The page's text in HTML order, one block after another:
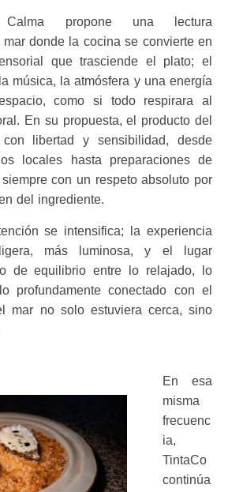
propone una lectura
donde la cocina se convierte en
que trasciende el plato; el
música, la atmósfera y una energía
como si todo respirara al
En su propuesta, el producto del
libertad y sensibilidad, desde
locales hasta preparaciones de
con un respeto absoluto por
del ingrediente.
se intensifica; la experiencia
más luminosa, y el lugar
de equilibrio entre lo relajado, lo
profundamente conectado con el
mar no solo estuviera cerca, sino
En esa
misma
frecuenc
ia,
TintaCo
continúa